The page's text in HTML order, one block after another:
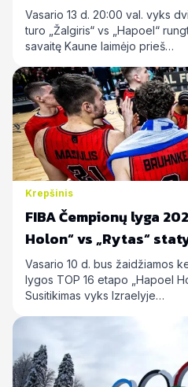
Vasario 13 d. 20:00 val. vyks
turo „Žalgiris“ vs „Hapoel“
savaitę Kaune laimėjo prieš…
Krepšinis
FIBA Čempionų lyga
Holon“ vs „Rytas“
Vasario 10 d. bus žaidžiamos
lygos TOP 16 etapo „Hapoel
Susitikimas vyks Izraelyje…